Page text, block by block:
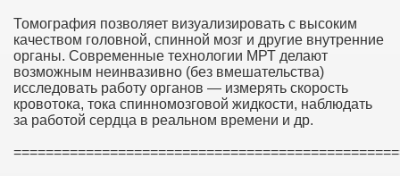
Томография позволяет визуализировать с высоким
качеством головной, спинной мозг и другие внутренние
органы. Современные технологии МРТ делают
возможным неинвазивно (без вмешательства)
исследовать работу органов — измерять скорость
кровотока, тока спинномозговой жидкости, наблюдать
за работой сердца в реальном времени и др.